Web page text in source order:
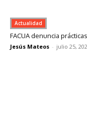
Actualidad
FACUA denuncia
Jesús Mateos - julio 25,